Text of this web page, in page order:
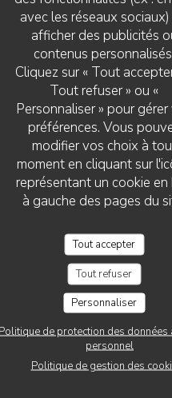
avec les réseaux
afficher des publicités
contenus
Cliquez sur « Tout
Tout refuser » ou «
Personnaliser » pour
préférences. Vous
modifier vos choix à
moment en cliquant sur
représentant un cookie en
à gauche des pages du
Tout accepter
Tout refuser
Personnaliser
Politique de protection des données
personnel
Politique de gestion des
SCHEIERHAFF -